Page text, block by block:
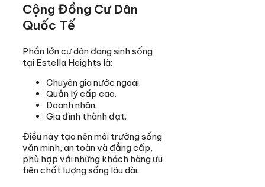
Cộng Đồng Cư Dân
Quốc Tế
Phần lớn cư dân đang sinh sống
tại Estella Heights là:
Chuyên gia nước ngoài.
Quản lý cấp cao.
Doanh nhân.
Gia đình thành đạt.
Điều này tạo nên môi trường sống
văn minh, an toàn và đẳng cấp,
phù hợp với những khách hàng ưu
tiên chất lượng sống lâu dài.